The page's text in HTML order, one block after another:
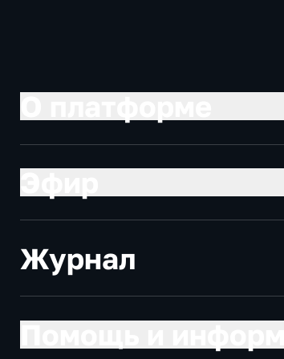
Журнал